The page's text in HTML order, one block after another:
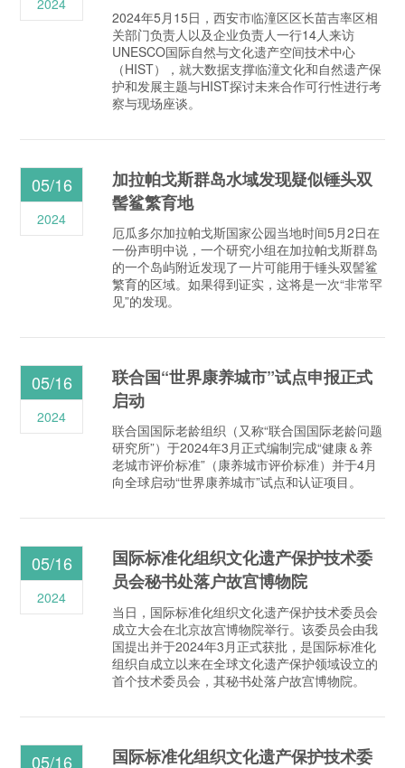
2024年5月15日，西安市临潼区区长苗吉率区相
关部门负责人以及企业负责人一行14人来访
UNESCO国际自然与文化遗产空间技术中心
（HIST），就大数据支撑临潼文化和自然遗产保
护和发展主题与HIST探讨未来合作可行性进行考
察与现场座谈。
加拉帕戈斯群岛水域发现疑似锤头双
髻鲨繁育地
厄瓜多尔加拉帕戈斯国家公园当地时间5月2日在
一份声明中说，一个研究小组在加拉帕戈斯群岛
的一个岛屿附近发现了一片可能用于锤头双髻鲨
繁育的区域。如果得到证实，这将是一次“非常罕
见”的发现。
05/16
2024
联合国“世界康养城市”试点申报正式
启动
联合国国际老龄组织（又称“联合国国际老龄问题
研究所”）于2024年3月正式编制完成“健康＆养
老城市评价标准”（康养城市评价标准）并于4月
向全球启动“世界康养城市”试点和认证项目。
05/16
2024
国际标准化组织文化遗产保护技术委
员会秘书处落户故宫博物院
当日，国际标准化组织文化遗产保护技术委员会
成立大会在北京故宫博物院举行。该委员会由我
国提出并于2024年3月正式获批，是国际标准化
组织自成立以来在全球文化遗产保护领域设立的
首个技术委员会，其秘书处落户故宫博物院。
05/16
2024
国际标准化组织文化遗产保护技术委
05/16